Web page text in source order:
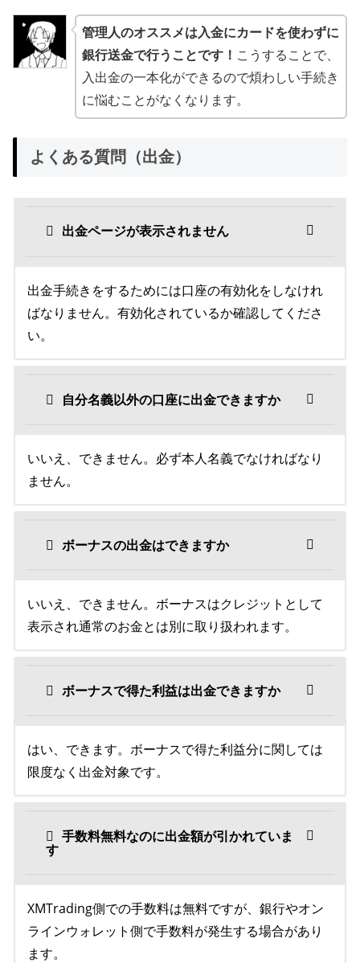
管理人のオススメは入金にカードを使わずに
銀行送金で行うことです！ こうすることで、
入出金の一本化ができるので煩わしい手続き
に悩むことがなくなります。
よくある質問（出金）
出金ページが表示されません
出金手続きをするためには口座の有効化をしなけれ
ばなりません。有効化されているか確認してくださ
い。
自分名義以外の口座に出金できますか
いいえ、できません。必ず本人名義でなければなり
ません。
ボーナスの出金はできますか
いいえ、できません。ボーナスはクレジットとして
表示され通常のお金とは別に取り扱われます。
ボーナスで得た利益は出金できますか
はい、できます。ボーナスで得た利益分に関しては
限度なく出金対象です。
手数料無料なのに出金額が引かれていま
す
XMTrading側での手数料は無料ですが、銀行やオン
ラインウォレット側で手数料が発生する場合があり
ます。